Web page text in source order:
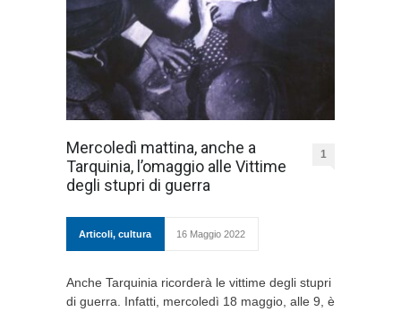
Mercoledì mattina, anche a
Tarquinia, l’omaggio alle Vittime
degli stupri di guerra
1
Articoli, cultura 16 Maggio 2022
Anche Tarquinia ricorderà le vittime degli stupri
di guerra. Infatti, mercoledì 18 maggio, alle 9, è